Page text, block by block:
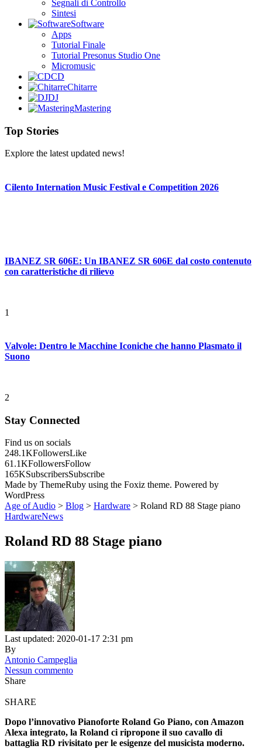
Segnali di Controllo
Sintesi
Software
Apps
Tutorial Finale
Tutorial Presonus Studio One
Micromusic
CD
Chitarre
DJ
Mastering
Top Stories
Explore the latest updated news!
Cilento Internation Music Festival e Competition 2026
IBANEZ SR 606E: Un IBANEZ SR 606E dal costo contenuto
con caratteristiche di rilievo
1
Valvole: Dentro le Macchine Iconiche che hanno Plasmato il
Suono
2
Stay Connected
Find us on socials
248.1KFollowersLike
61.1KFollowersFollow
165KSubscribersSubscribe
Made by ThemeRuby using the Foxiz theme. Powered by
WordPress
Age of Audio > Blog > Hardware > Roland RD 88 Stage piano
HardwareNews
Roland RD 88 Stage piano
Last updated: 2020-01-17 2:31 pm
By
Antonio Campeglia
Nessun commento
Share
SHARE
Dopo l’innovativo Pianoforte Roland Go Piano, con Amazon
Alexa integrato, la Roland ci ripropone il suo cavallo di
battaglia RD rivisitato per le esigenze del musicista moderno.